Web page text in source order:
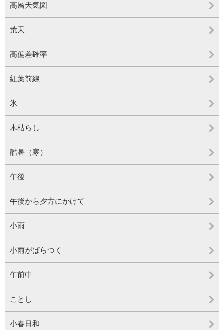
高層天気図
荒天
高偏差確率
紅葉前線
氷
木枯らし
酷暑（寒）
午後
午後から夕方にかけて
小雨
小雨がぱらつく
午前中
ことし
小春日和